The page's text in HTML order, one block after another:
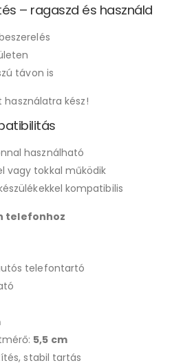
– ragaszd és használd
távon is
kész!
használható
vagy tokkal működik
kompatibilis
telefonhoz
telefontartó
5,5 cm
stabil tartás